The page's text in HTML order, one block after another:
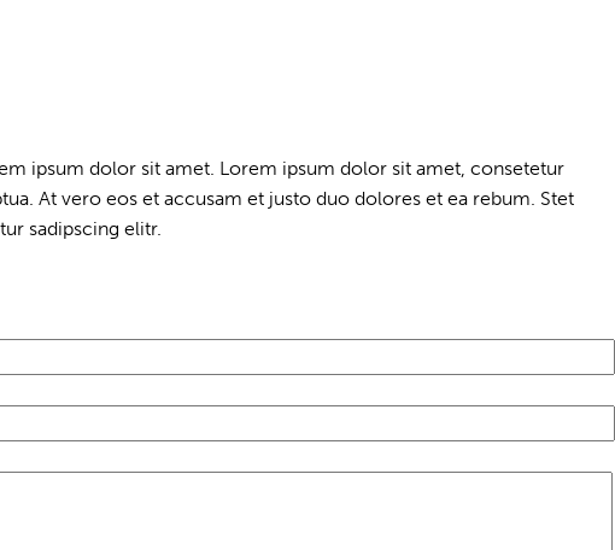
ipsum dolor sit amet. Lorem ipsum dolor sit amet, consetetur
At vero eos et accusam et justo duo dolores et ea rebum. Stet
sadipscing elitr.